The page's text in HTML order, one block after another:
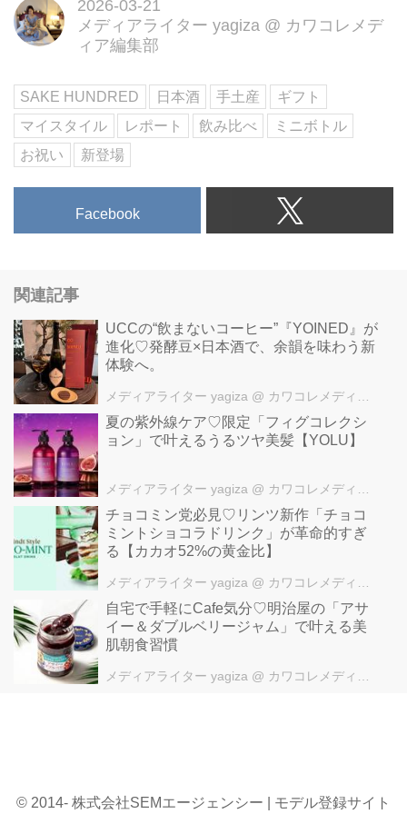
2026-03-21
メディアライター yagiza @ カワコレメデ
ィア編集部
SAKE HUNDRED 日本酒 手土産
ギフト
マイスタイル
レポート 飲み比べ
ミニボトル
お祝い
新登場
Facebook
関連記事
UCCの“飲まないコーヒー”『YOINED』が
進化♡発酵豆×日本酒で、余韻を味わう新
体験へ。
メディアライター yagiza @ カワコレメディア編集部
夏の紫外線ケア♡限定「フィグコレクシ
ョン」で叶えるうるツヤ美髪【YOLU】
メディアライター yagiza @ カワコレメディア編集部
チョコミン党必見♡リンツ新作「チョコ
ミントショコラドリンク」が革命的すぎ
る【カカオ52%の黄金比】
メディアライター yagiza @ カワコレメディア編集部
自宅で手軽にCafe気分♡明治屋の「アサ
イー＆ダブルベリージャム」で叶える美
肌朝食習慣
メディアライター yagiza @ カワコレメディア編集部
© 2014- 株式会社SEMエージェンシー | モデル登録サイト